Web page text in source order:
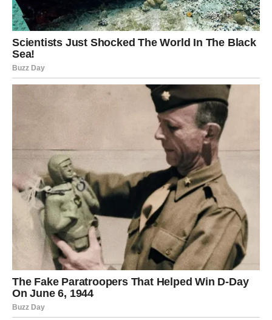
Slobodne Škorpije mogle bi upoznati osobu koja će u
njihov život unijeti potpuno novu energiju. Ovo
poznanstvo neće biti prolazno. Naprotiv, postoji velika
mogućnost da preraste u ozbiljnu i stabilnu vezu.
Osim ljubavi i posla, sreća će vas pratiti i kroz
svakodnevne sitnice. Dobre vijesti, neočekivani susreti,
iskrena podrška dragih ljudi i osjećaj da ste konačno na
pravom mjestu učinit će da se ponovo osmjehujete bez
Ovo je period u kojem ćete shvatiti da nijedna borba nije
bila uzaludna. Sve prepreke kroz koje ste prošli učinile su
vas jačom, mudrijom i spremnijom osobom za ono
najljepše što tek dolazi.